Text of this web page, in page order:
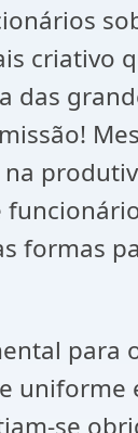
formas
se